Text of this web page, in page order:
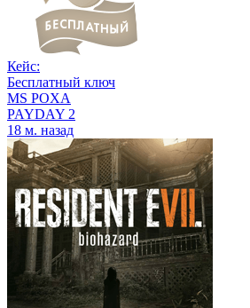
Кейс:
Бесплатный ключ
MS POXA
PAYDAY 2
18 м. назад